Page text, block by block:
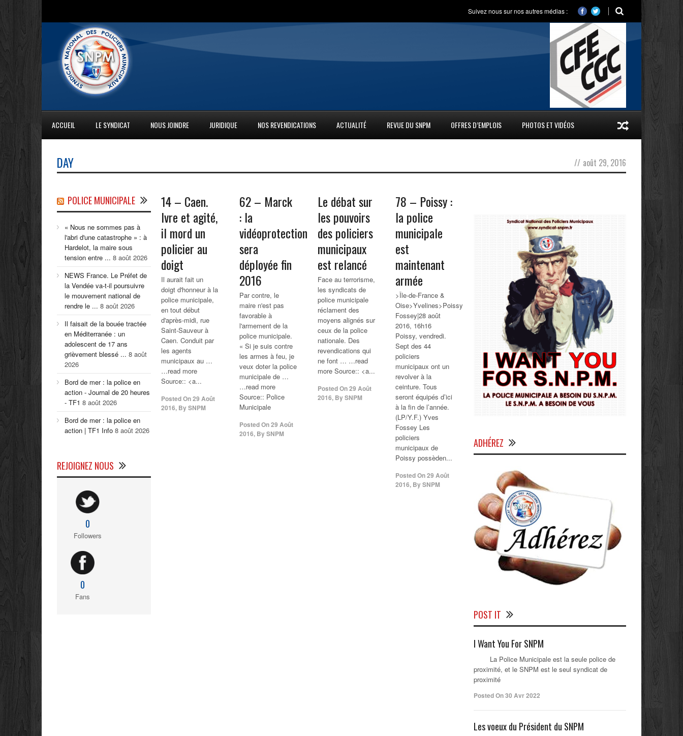
Suivez nous sur nos autres médias :
ACCUEIL LE SYNDICAT NOUS JOINDRE JURIDIQUE NOS REVENDICATIONS ACTUALITÉ REVUE DU SNPM OFFRES D’EMPLOIS PHOTOS ET VIDÉOS
DAY // août 29, 2016
14 – Caen.
Ivre et agité,
il mord un
policier au
doigt
Il aurait fait un
doigt d'honneur à la
police municipale,
en tout début
d'après-midi, rue
Saint-Sauveur à
Caen. Conduit par
les agents
municipaux au …
…read more
Source:: <a...
Posted On29 Août
2016, BySNPM
62 – Marck
: la
vidéoprotection
sera
déployée fin
2016
Par contre, le
maire n'est pas
favorable à
l'armement de la
police municipale.
« Si je suis contre
les armes à feu, je
veux doter la police
municipale de …
…read more
Source:: Police
Municipale
Posted On29 Août
2016, BySNPM
Le débat sur
les pouvoirs
despoliciers
municipaux
est relancé
Face au terrorisme,
les syndicats de
police municipale
réclament des
moyens alignés sur
ceux de la police
nationale. Des
revendications qui
ne font … …read
more Source:: <a...
Posted On29 Août
2016, BySNPM
78 – Poissy :
la police
municipale
est
maintenant
armée
>Île-de-France &
Oise>Yvelines>Poissy|Yves
Fossey|28 août
2016, 16h16
Poissy, vendredi.
Sept des 44
policiers
municipaux ont un
revolver à la
ceinture. Tous
seront équipés d’ici
à la fin de l’année.
(LP/Y.F.) Yves
Fossey Les
policiers
municipaux de
Poissy possèden...
Posted On29 Août
2016, BySNPM
POLICE MUNICIPALE
« Nous ne sommes pas à
l'abri d'une catastrophe » : à
Hardelot, la maire sous
tension entre ... 8 août 2026
NEWS France. Le Préfet de
la Vendée va-t-il poursuivre
le mouvement national de
rendre le ... 8 août 2026
Il faisait de la bouée tractée
en Méditerranée : un
adolescent de 17 ans
grièvement blessé ... 8 août
2026
Bord de mer : la police en
action - Journal de 20 heures
- TF1 8 août 2026
Bord de mer : la police en
action | TF1 Info 8 août 2026
REJOIGNEZ NOUS
0
Followers
0
Fans
ADHÉREZ
POST IT
I Want You For SNPM
La Police Municipale est la seule police de
proximité, et le SNPM est le seul syndicat de
proximité
Posted On 30 Avr 2022
Les voeux du Président du SNPM